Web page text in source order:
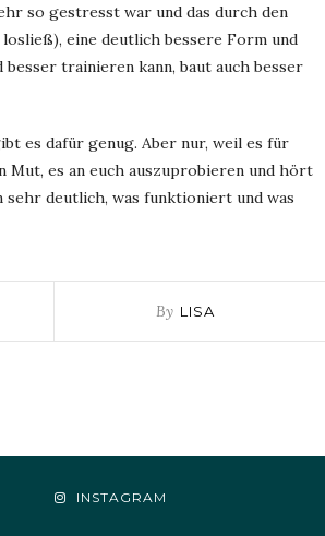
so gestresst war und das durch den
eine deutlich bessere Form und
trainieren kann, baut auch besser
es dafür genug. Aber nur, weil es für
Mut, es an euch auszuprobieren und hört
deutlich, was funktioniert und was
By LISA
INSTAGRAM